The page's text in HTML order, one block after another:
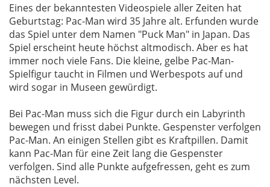
Eines der bekanntesten Videospiele aller Zeiten hat
Geburtstag: Pac-Man wird 35 Jahre alt. Erfunden wurde
das Spiel unter dem Namen "Puck Man" in Japan. Das
Spiel erscheint heute höchst altmodisch. Aber es hat
immer noch viele Fans. Die kleine, gelbe Pac-Man-
Spielfigur taucht in Filmen und Werbespots auf und
wird sogar in Museen gewürdigt.
Bei Pac-Man muss sich die Figur durch ein Labyrinth
bewegen und frisst dabei Punkte. Gespenster verfolgen
Pac-Man. An einigen Stellen gibt es Kraftpillen. Damit
kann Pac-Man für eine Zeit lang die Gespenster
verfolgen. Sind alle Punkte aufgefressen, geht es zum
nächsten Level.